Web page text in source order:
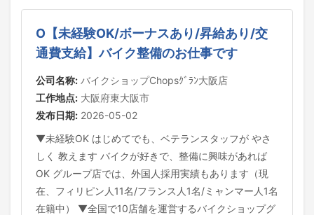
O【未経験OK/ボーナスあり/昇給あり/交
通費支給】バイク整備のお仕事です
公司名称: バイクショップChopsｸﾞﾗﾝ大阪店
工作地点: 大阪府東大阪市
发布日期: 2026-05-02
▼未経験OK はじめてでも、ベテランスタッフが やさ
しく 教えます バイクが好きで、整備に興味があれば
OK グループ店では、外国人採用実績もあります（現
在、フィリピン人11名/フランス人1名/ミャンマー人1名
在籍中） ▼全国で10店舗を運営するバイクショップグ